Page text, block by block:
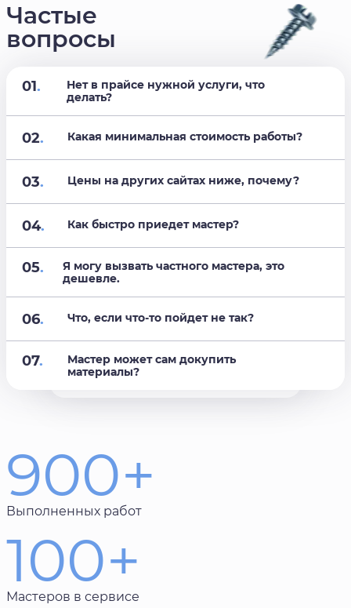
Частые
вопросы
01.
Нет в прайсе нужной услуги, что
делать?
02. Какая минимальная стоимость работы?
03. Цены на других сайтах ниже, почему?
04. Как быстро приедет мастер?
05.
Я могу вызвать частного мастера, это
дешевле.
06. Что, если что-то пойдет не так?
07.
Мастер может сам докупить
материалы?
900+
Выполненных работ
100+
Мастеров в сервисе